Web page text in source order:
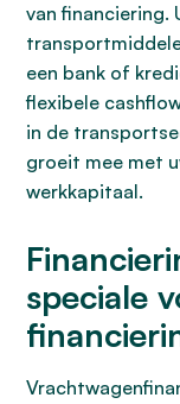
van financiering.
een bank of
flexibele
in de
groeit mee met
werkkapitaal.
speciale